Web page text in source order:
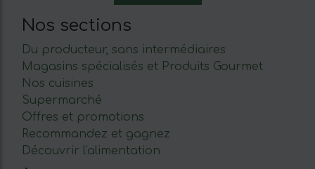
Nos sections
Du producteur, sans intermédiaires
Magasins spécialisés et Produits Gourmet
Nos cuisines
Supermarché
Offres et promotions
Recommandez et gagnez
Découvrir l'alimentation